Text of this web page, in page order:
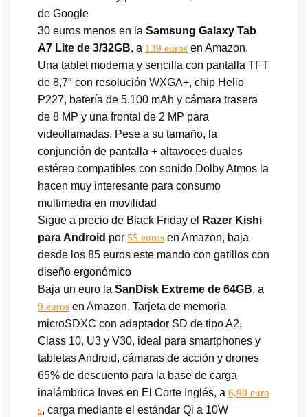
de Google
30 euros menos en la Samsung Galaxy Tab
A7 Lite de 3/32GB, a 139 euros en Amazon.
Una tablet moderna y sencilla con pantalla TFT
de 8,7″ con resolución WXGA+, chip Helio
P227, batería de 5.100 mAh y cámara trasera
de 8 MP y una frontal de 2 MP para
videollamadas. Pese a su tamaño, la
conjunción de pantalla + altavoces duales
estéreo compatibles con sonido Dolby Atmos la
hacen muy interesante para consumo
multimedia en movilidad
Sigue a precio de Black Friday el
Razer Kishi
para Android por 55 euros en Amazon, baja
desde los 85 euros este mando con gatillos con
diseño ergonómico
Baja un euro la SanDisk Extreme de 64GB, a
9 euros en Amazon. Tarjeta de memoria
microSDXC con adaptador SD de tipo A2,
Class 10, U3 y V30, ideal para smartphones y
tabletas Android, cámaras de acción y drones
65% de descuento para la base de carga
inalámbrica Inves en El Corte Inglés, a 6,90 euro
s, carga mediante el estándar Qi a 10W